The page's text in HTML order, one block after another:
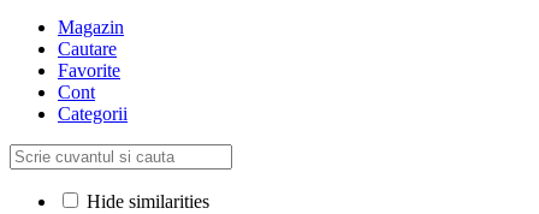
Magazin
Cautare
Favorite
Cont
Categorii
Hide similarities